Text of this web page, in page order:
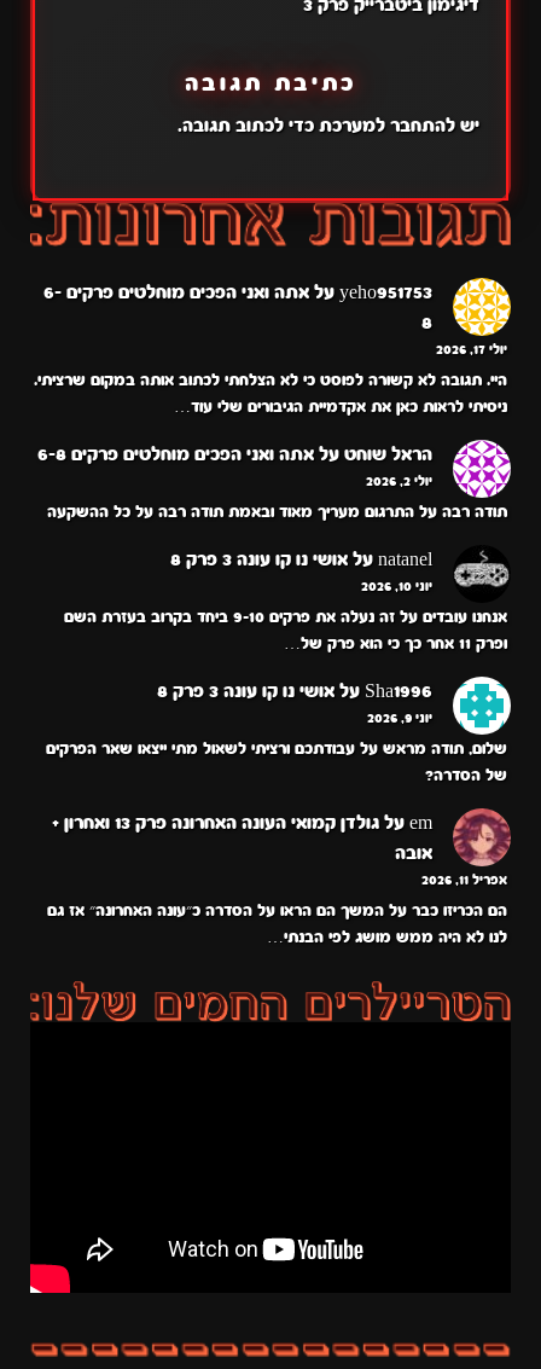
דיגימון ביטברייק פרק 3
כתיבת תגובה
יש להתחבר למערכתכדי לכתוב תגובה.
yeho951753 על
אתה ואני הפכים מוחלטים פרקים 6-
8
יולי 17, 2026
היי. תגובה לא קשורה לפוסט כי לא הצלחתי לכתוב אותה במקום שרציתי.
ניסיתי לראות כאן את אקדמיית הגיבורים שלי עוד…
הראל שוחט על אתה ואני הפכים מוחלטים פרקים 6-8
יולי 2, 2026
תודה רבה על התרגום מעריך מאוד ובאמת תודה רבה על כל ההשקעה
natanel על אושי נו קו עונה 3 פרק 8
יוני 10, 2026
אנחנו עובדים על זה נעלה את פרקים 9-10 ביחד בקרוב בעזרת השם
ופרק 11 אחר כך כי הוא פרק של…
Sha1996 על אושי נו קו עונה 3 פרק 8
יוני 9, 2026
שלום, תודה מראש על עבודתכם ורציתי לשאול מתי ייצאו שאר הפרקים
של הסדרה?
em על
גולדן קמואי העונה האחרונה פרק 13 ואחרון +
אובה
אפריל 11, 2026
הם הכריזו כבר על המשך הם הראו על הסדרה כ״עונה האחרונה״ אז גם
לנו לא היה ממש מושג לפי הבנתי…